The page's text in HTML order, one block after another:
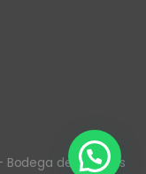
Bodega de Muebles